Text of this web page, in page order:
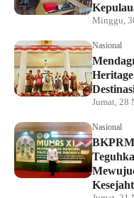
Minggu,
Nasional
Jumat, 28
Nasional